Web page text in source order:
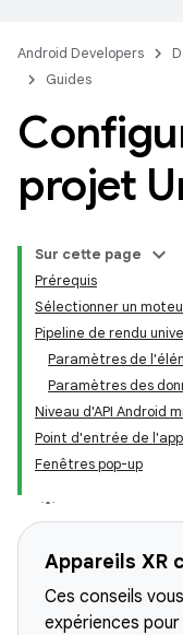
Android Developers
Guides
projet
Sur cette page
Prérequis
Sélectionner un
Pipeline de rendu
Paramètres de
Paramètres des
Niveau d'API Android
Point d'entrée de
Fenêtres pop-up
Appareils XR
Ces conseils
expériences